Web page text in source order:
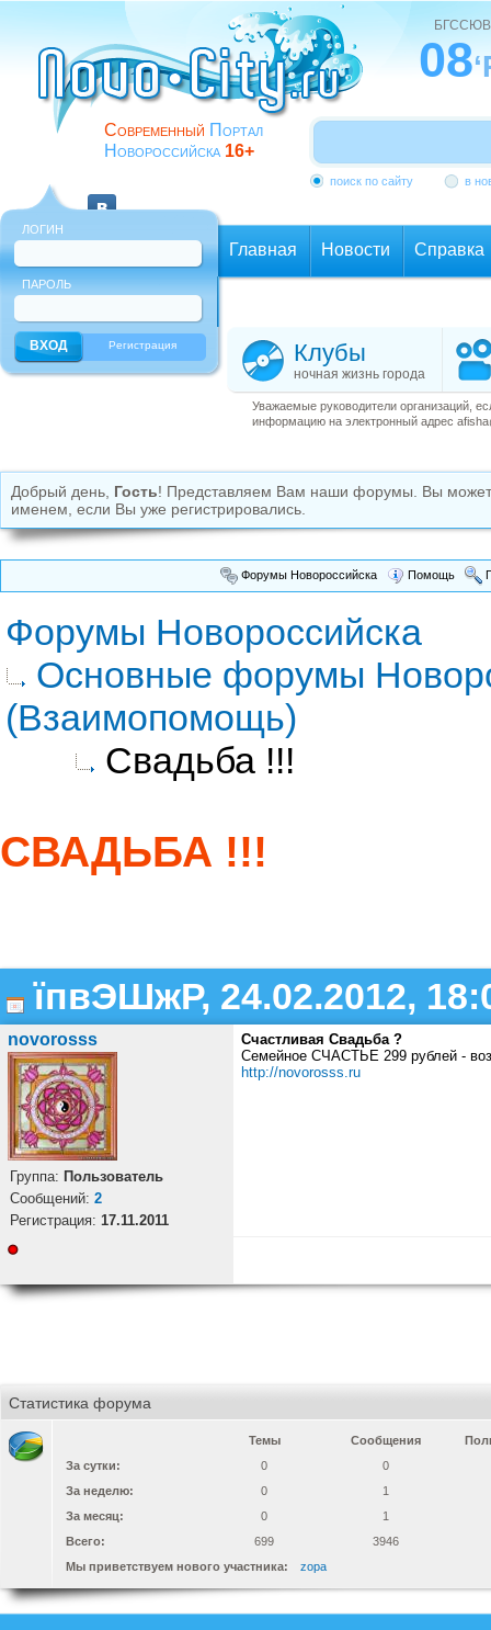
Современный Портал
Новороссийска 16+
08
поиск по сайту в
ЛОГИН
ПАРОЛЬ
Регистрация
Главная Новости Справка
Клубы
ночная жизнь города
Уважаемые руководители организаций,
информацию на электронный адрес
Добрый день, Гость! Представляем Вам наши форумы. Вы
именем, если Вы уже регистрировались.
Форумы Новороссийска Помощь
Форумы Новороссийска
Основные форумы
(Взаимопомощь)
Свадьба !!!
СВАДЬБА !!!
їпвЭШжР, 24.02.2012,
novorosss
Группа: Пользователь
Cообщений: 2
Регистрация: 17.11.2011
Счастливая Свадьба ?
Семейное СЧАСТЬЕ 299 рублей -
http://novorosss.ru
Статистика форума
Темы Сообщения
За сутки:
0
0
За неделю:
0
1
За месяц:
0
1
Всего:
699
3946
Мы приветствуем нового участника:
zopa